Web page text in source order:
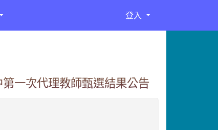
登入
一次代理教師甄選結果公告